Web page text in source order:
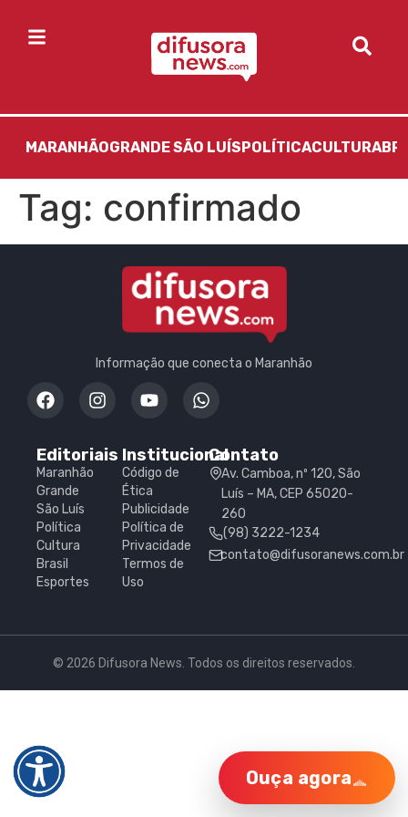
MARANHÃOGRANDE SÃO LUÍS POLÍTICACULTURA
Tag: confirmado
Informação que conecta o Maranhão
Editoriais
Maranhão
Grande
São Luís
Política
Cultura
Brasil
Esportes
Institucional
Código de
Ética
Publicidade
Política de
Privacidade
Termos de
Uso
Contato
Av. Camboa, nº 120, São
Luís – MA, CEP 65020-
260
(98) 3222-1234
contato@difusoranews.com.br
© 2026 Difusora News. Todos os direitos reservados.
Ouça agora